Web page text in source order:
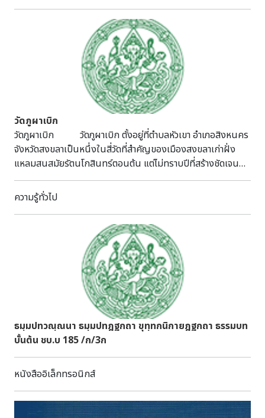
วัดภูผาเบิก
วัดภูผาเบิก วัดภูผาเบิก ตั้งอยู่ที่ตำบลหัวเขา อำเภอสิงหนคร
จังหวัดสงขลาเป็นหนึ่งในสี่วัดที่สำคัญของเมืองสงขลาเก่าฝั่ง
แหลมสนสมัยรัตนโกสินทร์ตอนต้น แต่ไม่ทราบปีที่สร้างชัดเจน
แต่จากรูปแบบของสถาปัตยกรรมสันนิษฐานว่าคงจะสร้างขึ้นใน
สมัยรัตนโกสินทร์ตอนต้น ชาวบ้านเรียกวัดนี้ว่า “วัดตก” ได้รับ
พระราชทานวิสุงคามสีมาเมื่อ พ.ศ.๒๔๐๐ ในแจ้งความกระทรวง
ธรรมการแผนกกรมมณฑล รศ. ๑๒๕ ( พ.ศ. ๒๔๔๐) บันทึกไว้ว่า
พระครูนวน วัดภูผาเบิกเป็นเจ้าคณะแขวงในอำเภอเมือง และเป็น
หนึ่งในห้าวัดที่มีการเล่าเรียนภาษามคธ โบราณสถานที่สำคัญ
ภายในวัด คือ อุโบสถและกุฏิ ซึ่งแสดงฝีมือช่างพื้นถิ่นภาคใต้
กรมศิลปากรได้ประกาศขึ้นทะเบียนโบราณสถานวัดภูผาเบิก โดย
เป็นส่วนหนึ่งของโบราณสถานเมืองสงขลาเก่า ในราชกิจจานุ
เบกษาเล่ม ๑๐๙ ตอนที่ ๑๑๙ วันที่ ๑๗ กันยายน ๒๕๓๕ Wat
Phu Pha Boek Located at the foothill in Hua
Khao Subdistrict of Singhanakhon district, Wat Phu
The exact year in which the temple was built is
unknown, but it can be assumed from the
architectural style that it was probably built in the
ความรู้ทั่วไป
ธมฺมปทวณฺณนา ธมฺมปทฎฐกถา ขุทฺทกนิกายฎฐกถา ธรรมบท
บั้นต้น ชบ.บ 185 /ก/3ก
หนังสืออิเล็กทรอนิกส์